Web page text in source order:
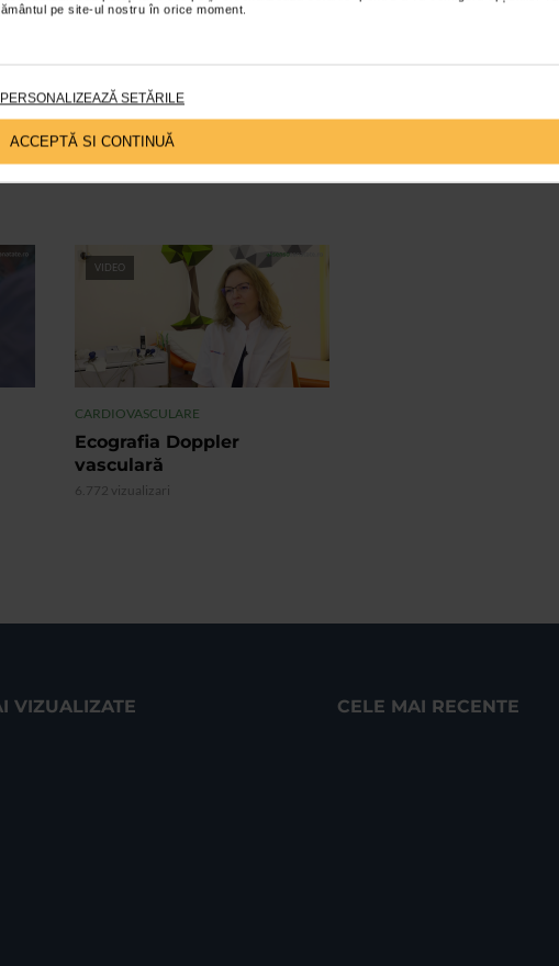
pe site-ul nostru în orice moment.
PERSONALIZEAZĂ SETĂRILE
ACCEPTĂ SI CONTINUĂ
VIDEO
CARDIOVASCULARE
Ecografia Doppler
vasculară
6.772 vizualizari
VIZUALIZATE CELE MAI RECENTE